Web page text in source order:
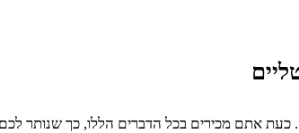
אתם מכירים בכל הדברים הללו, כך שנותר